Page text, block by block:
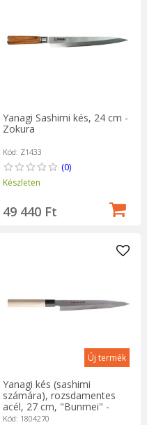
Yanagi Sashimi kés, 24 cm -
Zokura
Kód: Z1433
(0)
Készleten
49 440 Ft
Új termék
Yanagi kés (sashimi
számára), rozsdamentes
acél, 27 cm, "Bunmei" -
Grunwerg
Kód: 1804270